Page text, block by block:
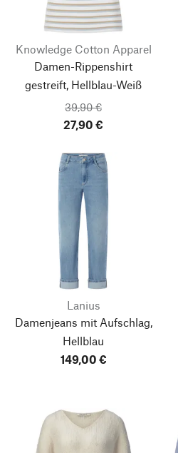
Knowledge Cotton Apparel
Damen-Rippenshirt
gestreift, Hellblau-Weiß
39,90 €
27,90 €
Lanius
Damenjeans mit Aufschlag,
Hellblau
149,00 €